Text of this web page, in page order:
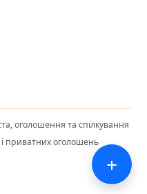
+
оголошення та спілкування
приватних оголошень